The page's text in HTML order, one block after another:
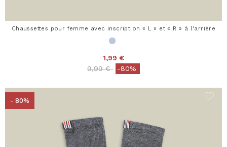
Chaussettes pour femme avec inscription « L » et « R » à l'arrière
1,99 €
Price reduced from
9,99 €to-80%
- 80%